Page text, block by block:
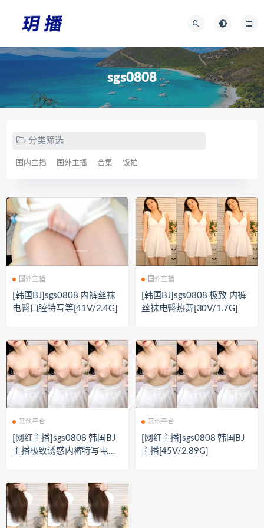
sgs0808
分类筛选
国内主播 国外主播 合集 饭拍
国外主播
[韩国BJ]sgs0808 内裤丝袜
电臀口腔特写等[41V/2.4G]
国外主播
[韩国BJ]sgs0808 极致 内裤
丝袜电臀热舞[30V/1.7G]
其他平台
[网红主播]sgs0808 韩国BJ
主播极致诱惑内裤特写电臀
其他平台
[网红主播]sgs0808 韩国BJ
主播[45V/2.89G]